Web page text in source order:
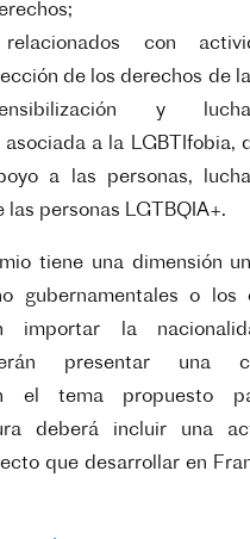
con
de losderechos de
y
a la LGBTIfobia,
a las personas,
las personas LGTBQIA+.
tiene una dimensión
gubernamentales o los
importar la
presentar una
el tema propuesto
deberá incluir una
que desarrollar en